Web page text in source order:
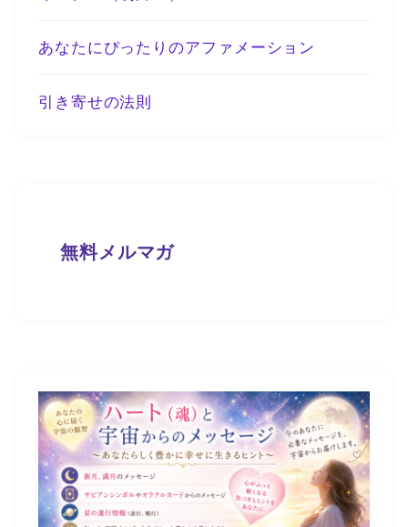
あなたにぴったりのアファメーション
引き寄せの法則
無料メルマガ